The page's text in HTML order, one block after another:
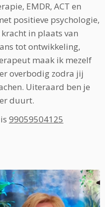
EMDR, ACT en
positieve psychologie,
in plaats van
tot ontwikkeling,
maak ik mezelf
overbodig zodra jij
Uiteraard ben je
duurt.
99059504125